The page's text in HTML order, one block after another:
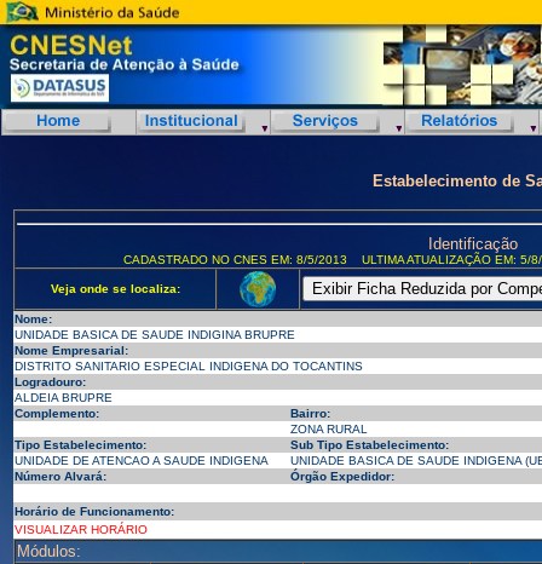
Estabelecimento de
Identificação
CADASTRADO NO CNES EM: 8/5/2013 ULTIMA ATUALIZAÇÃO EM:
Veja onde se localiza:
Nome:
UNIDADE BASICA DE SAUDE INDIGINA BRUPRE
Nome Empresarial:
DISTRITO SANITARIO ESPECIAL INDIGENA DO TOCANTINS
Logradouro:
ALDEIA BRUPRE
Complemento:
Bairro:
ZONA RURAL
Tipo Estabelecimento:
Sub Tipo Estabelecimento:
UNIDADE DE ATENCAO A SAUDE INDIGENA
UNIDADE BASICA DE SAUDE INDIGENA
Número Alvará:
Órgão Expedidor:
Horário de Funcionamento:
VISUALIZAR HORÁRIO
Módulos: